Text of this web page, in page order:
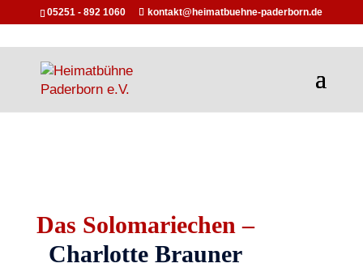
05251 - 892 1060 kontakt@heimatbuehne-paderborn.de
Das Solomariechen –
Charlotte Brauner